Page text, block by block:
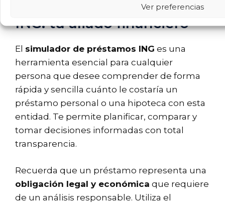
Ver preferencias
El simulador de préstamos
ING: tu aliado financiero
El simulador de préstamos ING es una
herramienta esencial para cualquier
persona que desee comprender de forma
rápida y sencilla cuánto le costaría un
préstamo personal o una hipoteca con esta
entidad. Te permite planificar, comparar y
tomar decisiones informadas con total
transparencia.
Recuerda que un préstamo representa una
obligación legal y económica que requiere
de un análisis responsable. Utiliza el